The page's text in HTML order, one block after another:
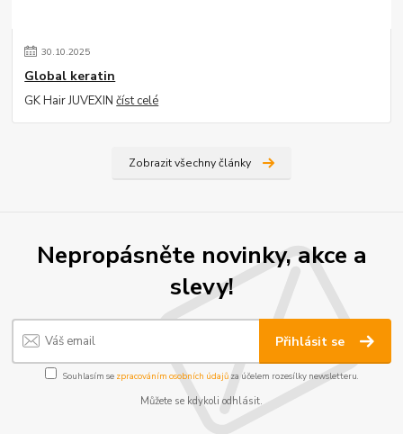
30.10.2025
Global keratin
GK Hair JUVEXINčíst celé
Zobrazit všechny články
Nepropásněte novinky, akce a
slevy!
Přihlásit se
Souhlasím se zpracováním osobních údajůza účelem rozesílky newsletteru.
Můžete se kdykoli odhlásit.